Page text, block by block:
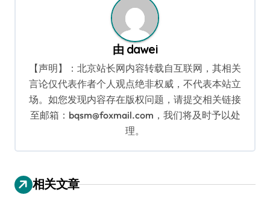
由 dawei
【声明】：北京站长网内容转载自互联网，其相关
言论仅代表作者个人观点绝非权威，不代表本站立
场。如您发现内容存在版权问题，请提交相关链接
至邮箱：bqsm@foxmail.com，我们将及时予以处
理。
相关文章